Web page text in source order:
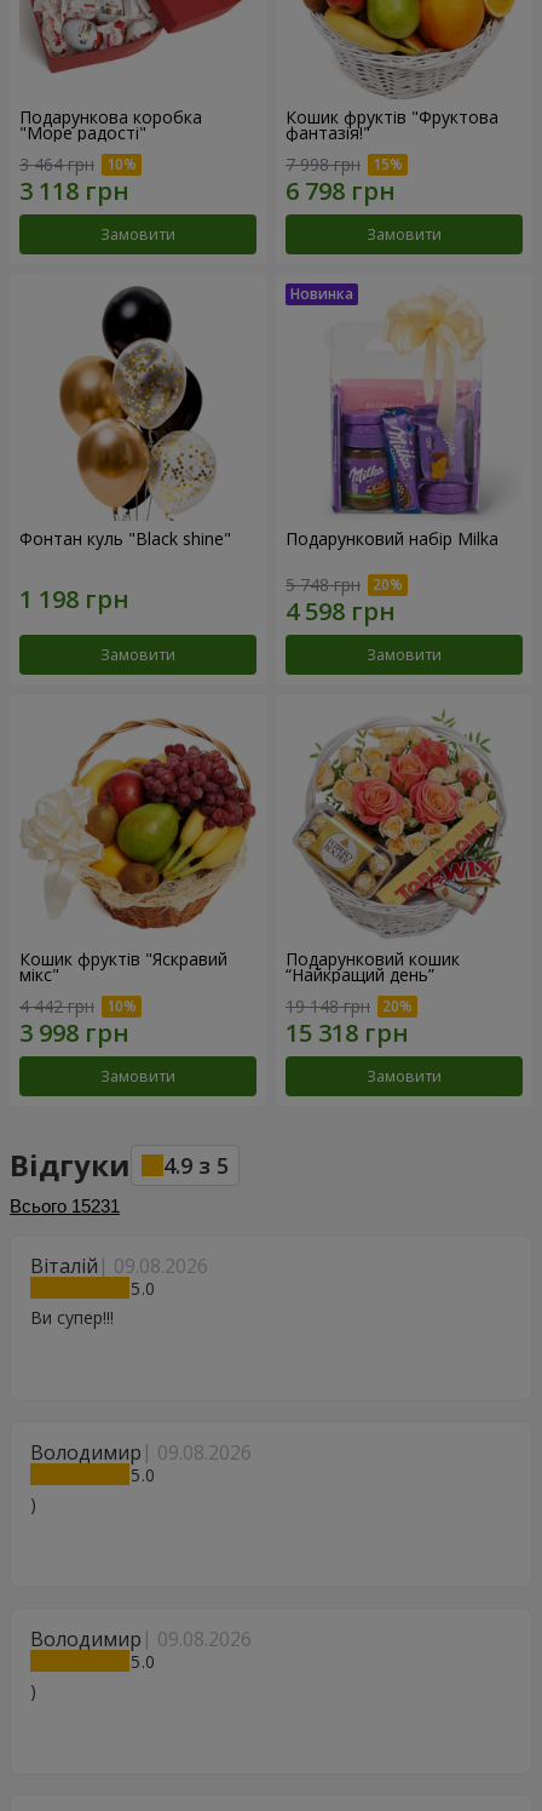
Подарункова коробка
"Море радості"
3 464 грн
Замовити
Кошик фруктів "Фруктова
фантазія!"
7 998 грн
Замовити
Фонтан куль "Black shine"
Замовити
Подарунковий набір Milka
5 748 грн
Замовити
Кошик фруктів "Яскравий
мікс"
4 442 грн
Замовити
Подарунковий кошик
“Найкращий день”
19 148 грн
Замовити
Відгуки 4.9 з 5
Всього 15231
Віталій 09.08.2026
5
Ви супер!!!
Володимир 09.08.2026
5
)
Володимир 09.08.2026
5
)